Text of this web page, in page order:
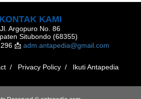
KONTAK KAMI
Jl. Argopuro No. 86
Situbondo (68355)
📩 adm.antapedia@gmail.com
Privacy Policy Ikuti Antapedia